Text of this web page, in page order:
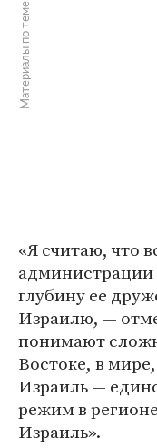
Материалы по теме
«Я считаю, что
глубину ее
Израилю, —
понимают
Востоке, в
Израиль —
режим в
Израиль».